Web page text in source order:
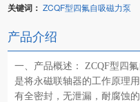
关键词：ZCQF型四氟自吸磁力泵
产品介绍
一、产品概述： ZCQF型四
是将永磁联轴器的工作原理
有全密封，无泄漏，耐腐蚀